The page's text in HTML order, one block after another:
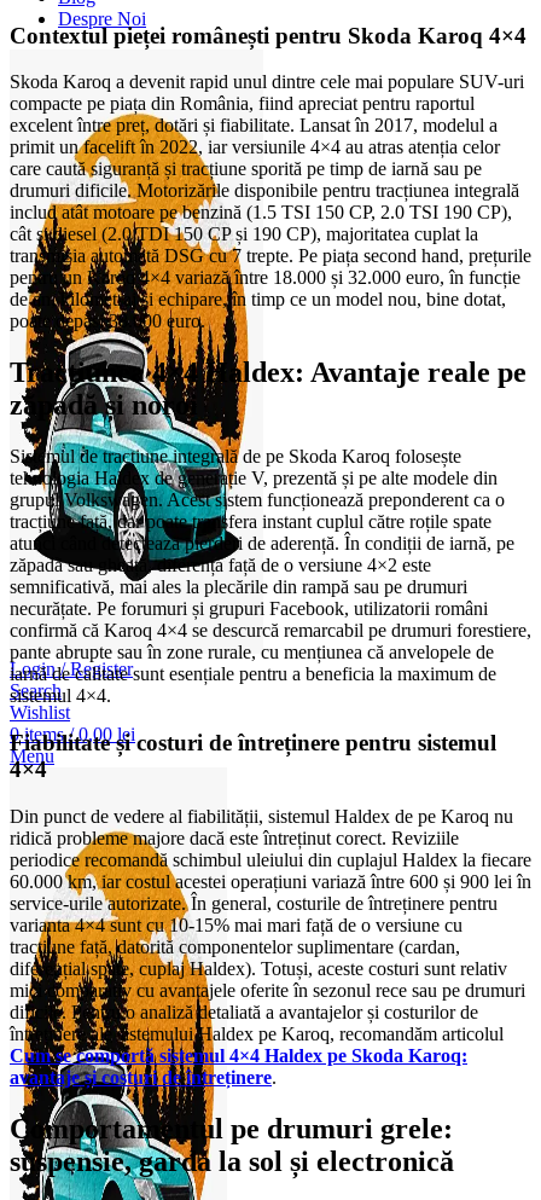
Despre Noi
Login / Register
Search
Wishlist
0items / 0,00 lei
Menu
Contextul pieței românești pentru Skoda Karoq 4×4
Skoda Karoq a devenit rapid unul dintre cele mai populare SUV-uri
compacte pe piața din România, fiind apreciat pentru raportul
excelent între preț, dotări și fiabilitate. Lansat în 2017, modelul a
primit un facelift în 2022, iar versiunile 4×4 au atras atenția celor
care caută siguranță și tracțiune sporită pe timp de iarnă sau pe
drumuri dificile. Motorizările disponibile pentru tracțiunea integrală
includ atât motoare pe benzină (1.5 TSI 150 CP, 2.0 TSI 190 CP),
cât și diesel (2.0 TDI 150 CP și 190 CP), majoritatea cuplat la
transmisia automată DSG cu 7 trepte. Pe piața second hand, prețurile
pentru un Karoq 4×4 variază între 18.000 și 32.000 euro, în funcție
de an, kilometraj și echipare, în timp ce un model nou, bine dotat,
poate depăși 38.000 euro.
Tracțiunea 4×4 Haldex: Avantaje reale pe
zăpadă și noroi
Sistemul de tracțiune integrală de pe Skoda Karoq folosește
tehnologia Haldex de generație V, prezentă și pe alte modele din
grupul Volkswagen. Acest sistem funcționează preponderent ca o
tracțiune față, dar poate transfera instant cuplul către roțile spate
atunci când detectează pierderi de aderență. În condiții de iarnă, pe
zăpadă sau gheață, diferența față de o versiune 4×2 este
semnificativă, mai ales la plecările din rampă sau pe drumuri
necurățate. Pe forumuri și grupuri Facebook, utilizatorii români
confirmă că Karoq 4×4 se descurcă remarcabil pe drumuri forestiere,
pante abrupte sau în zone rurale, cu mențiunea că anvelopele de
iarnă de calitate sunt esențiale pentru a beneficia la maximum de
sistemul 4×4.
Fiabilitate și costuri de întreținere pentru sistemul
4×4
Din punct de vedere al fiabilității, sistemul Haldex de pe Karoq nu
ridică probleme majore dacă este întreținut corect. Reviziile
periodice recomandă schimbul uleiului din cuplajul Haldex la fiecare
60.000 km, iar costul acestei operațiuni variază între 600 și 900 lei în
service-urile autorizate. În general, costurile de întreținere pentru
varianta 4×4 sunt cu 10-15% mai mari față de o versiune cu
tracțiune față, datorită componentelor suplimentare (cardan,
diferențial spate, cuplaj Haldex). Totuși, aceste costuri sunt relativ
mici comparativ cu avantajele oferite în sezonul rece sau pe drumuri
dificile. Pentru o analiză detaliată a avantajelor și costurilor de
întreținere ale sistemului Haldex pe Karoq, recomandăm articolul
Cum se comportă sistemul 4×4 Haldex pe Skoda Karoq:
avantaje și costuri de întreținere.
Comportamentul pe drumuri grele:
suspensie, garda la sol și electronică